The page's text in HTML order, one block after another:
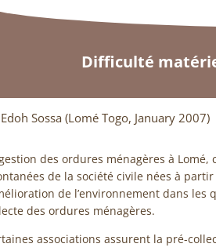
Difficulté
Sossa (Lomé Togo, January 2007)
des ordures ménagères à
de la société civile nées à
de l’environnement dans
des ordures ménagères.
associations assurent la pré-